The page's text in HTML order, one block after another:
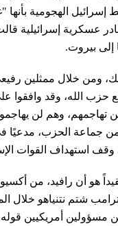
إسرائيل الهجومية بأنها
عسكرية إسرائيلية
بيروت.
ومن خلال ممثلين
مع حزب الله، وقد وافقوا
تهاجمهم، وهم لن
جماعة الحزب، مدعيًا
استهداف القوات
ترامب شتم نتنياهو خلال
عن مسؤولين أمريكيين